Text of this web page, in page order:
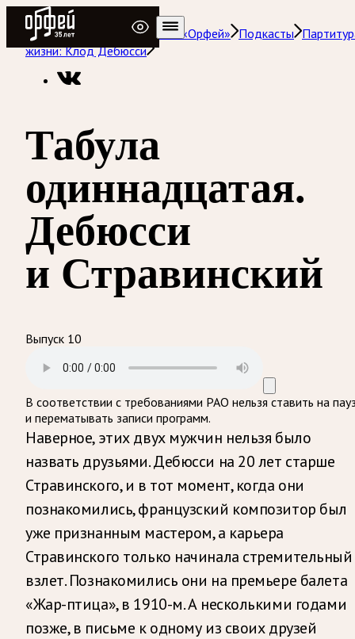
Радио Орфей
Радио классической музыки «Орфей» Подкасты
жизни: Клод Дебюсси
Табула
одиннадцатая.
Дебюсси
и Стравинский
Выпуск 10
В соответствии с требованиями РАО нельзя ставить на
и перематывать записи программ.
Наверное, этих двух мужчин нельзя было
назвать друзьями. Дебюсси на 20 лет старше
Стравинского, и в тот момент, когда они
познакомились, французский композитор был
уже признанным мастером, а карьера
Стравинского только начинала стремительный
взлет. Познакомились они на премьере балета
«Жар-птица», в 1910-м. А несколькими годами
позже, в письме к одному из своих друзей